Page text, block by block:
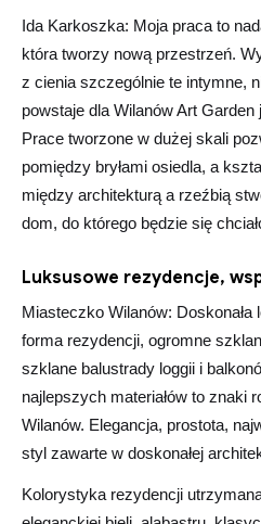
Ida Karkoszka: Moja praca to
która tworzy nową przestrzeń.
z cienia szczególnie te intymne,
powstaje dla Wilanów Art
Prace tworzone w dużej skali
pomiędzy bryłami osiedla, a
między architekturą a rzeźbią
dom, do którego będzie się
Luksusowe rezydencje,
Miasteczko Wilanów:
forma rezydencji, ogromne
szklane balustrady loggii i
najlepszych materiałów to znaki
Wilanów. Elegancja, prostota,
styl zawarte w doskonałej
Kolorystyka rezydencji